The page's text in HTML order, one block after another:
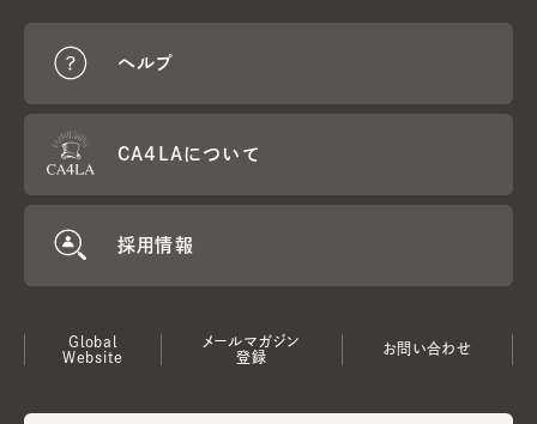
ヘルプ
CA4LAについて
採用情報
Global
Website
メールマガジン
登録
お問い合わせ